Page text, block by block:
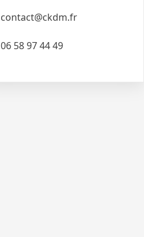
contact@ckdm.fr
06 58 97 44 49